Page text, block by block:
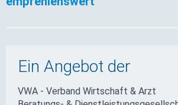
Ein Angebot der
VWA - Verband Wirtschaft & Arzt